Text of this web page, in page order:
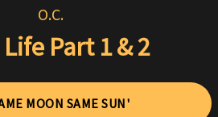
O.C.
Part 1 & 2
MOON SAME SUN'